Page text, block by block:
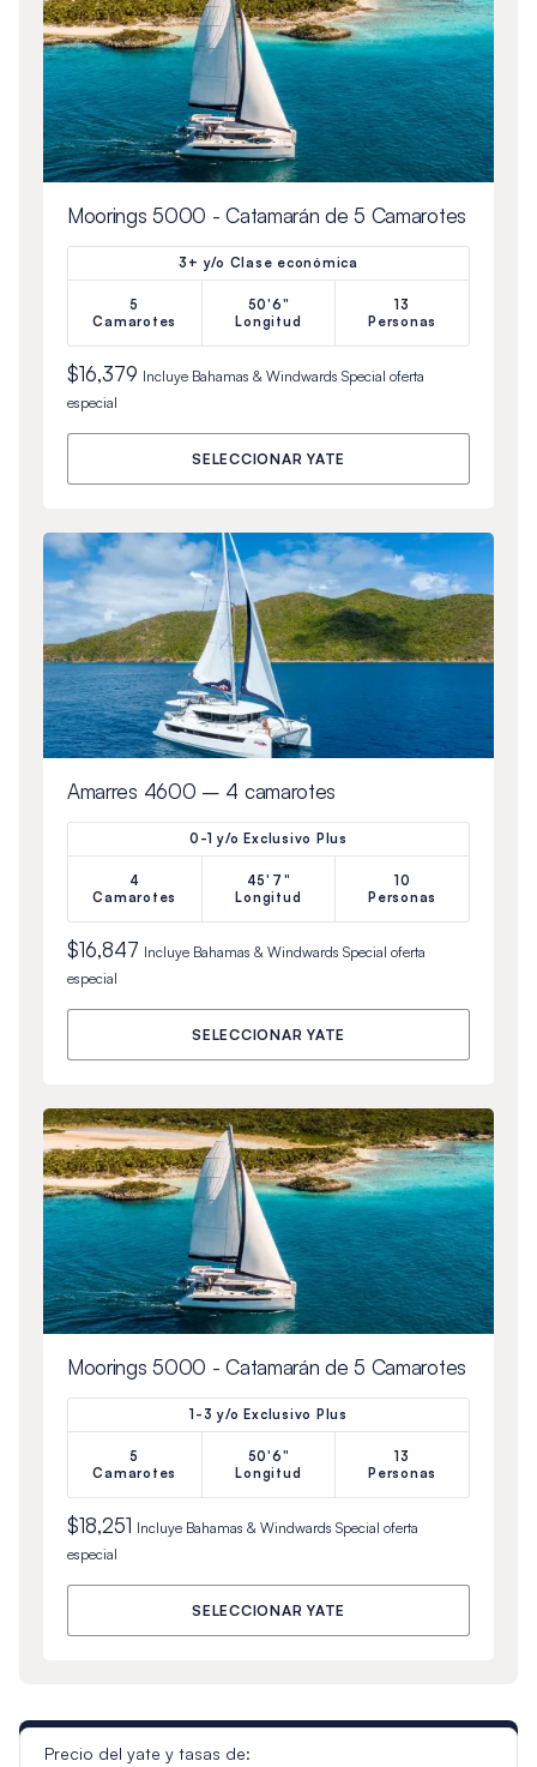
Moorings 5000 - Catamarán de 5 Camarotes
3+ y/o Clase económica
5
Camarotes
50'6"
Longitud
13
Personas
$16,379 Incluye Bahamas & Windwards Special oferta
especial
SELECCIONAR YATE
Amarres 4600 – 4 camarotes
0-1 y/o Exclusivo Plus
4
Camarotes
45'7"
Longitud
10
Personas
$16,847 Incluye Bahamas & Windwards Special oferta
especial
SELECCIONAR YATE
Moorings 5000 - Catamarán de 5 Camarotes
1-3 y/o Exclusivo Plus
5
Camarotes
50'6"
Longitud
13
Personas
$18,251 Incluye Bahamas & Windwards Special oferta
especial
SELECCIONAR YATE
Precio del yate y tasas de: